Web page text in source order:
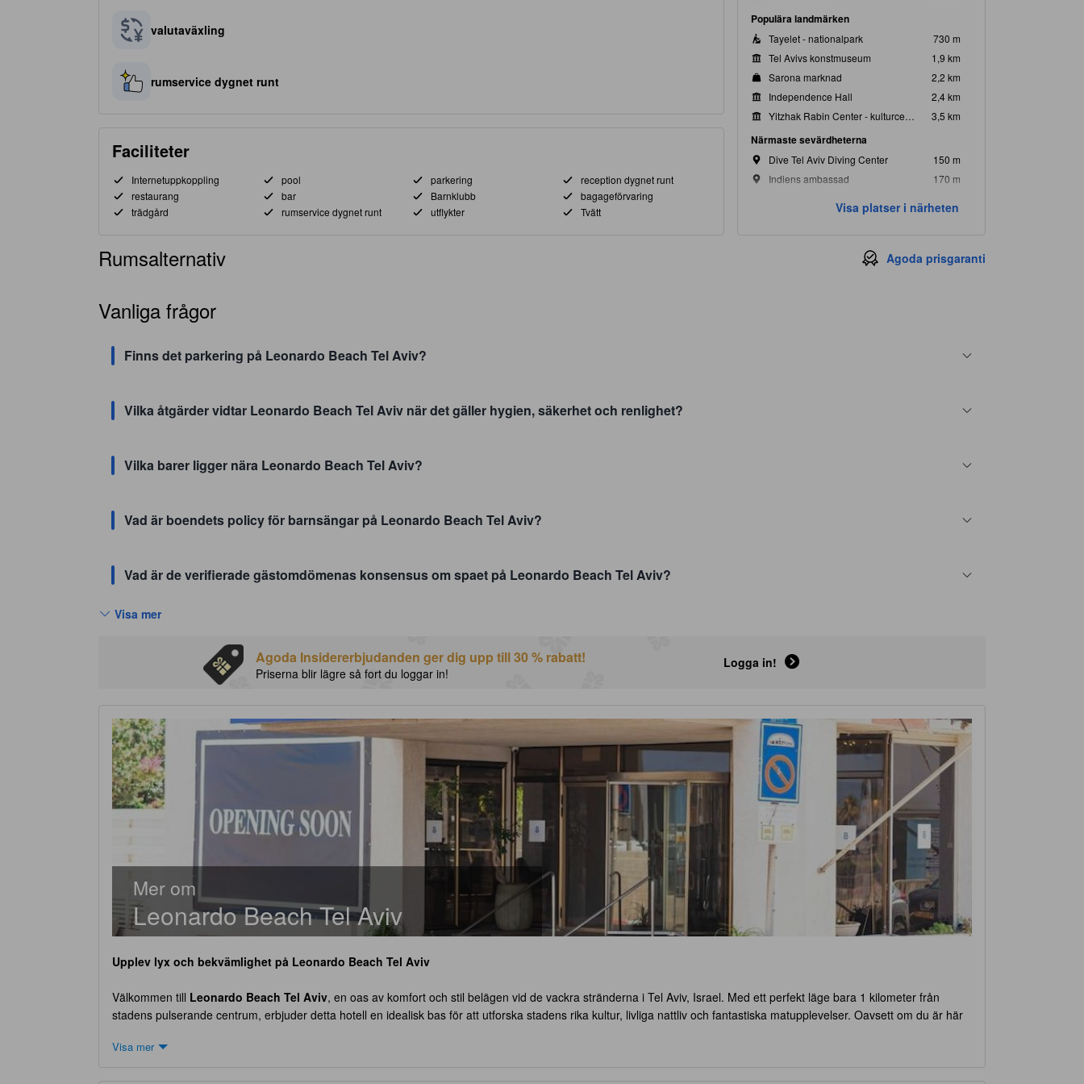
valutaväxling
rumservice dygnet runt
Faciliteter
Internetuppkoppling pool parkering
reception dygnet runt
restaurang
bar Barnklubb
bagageförvaring
trädgård
rumservice dygnet runt utflykter Tvätt
Populära landmärken
Tayelet - nationalpark
730 m
Tel Avivs konstmuseum
1,9 km
Sarona marknad
2,2 km
Independence Hall
2,4 km
Yitzhak Rabin Center - kulturcenter
3,5 km
Närmaste sevärdheterna
Dive Tel Aviv Diving Center
150 m
Indiens ambassad
170 m
Visa platser i närheten
Rumsalternativ Agoda prisgaranti
Vanliga frågor
Finns det parkering på Leonardo Beach Tel Aviv?
Vilka åtgärder vidtar Leonardo Beach Tel Aviv när det gäller hygien, säkerhet och renlighet?
Vilka barer ligger nära Leonardo Beach Tel Aviv?
Vad är boendets policy för barnsängar på Leonardo Beach Tel Aviv?
Vad är de verifierade gästomdömenas konsensus om spaet på Leonardo Beach Tel Aviv?
Visa mer
Agoda Insidererbjudanden ger dig upp till 30 % rabatt!
Priserna blir lägre så fort du loggar in!
Logga in!
Mer om
Leonardo Beach Tel Aviv
Upplev lyx och bekvämlighet på Leonardo Beach Tel Aviv
Välkommen till Leonardo Beach Tel Aviv, en oas av komfort och stil belägen vid de vackra stränderna i Tel Aviv, Israel. Med ett perfekt läge bara 1 kilometer från
stadens pulserande centrum, erbjuder detta hotell en idealisk bas för att utforska stadens rika kultur, livliga nattliv och fantastiska matupplevelser. Oavsett om du är här
rum, som alla har renoverats senast 2010 för att säkerställa en hög standard av komfort och stil. Incheckning är möjlig från klockan 15:00 och utcheckning fram till
Visa mer